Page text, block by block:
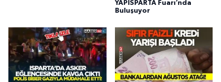
YAPISPARTA Fuarı’nda
Buluşuyor